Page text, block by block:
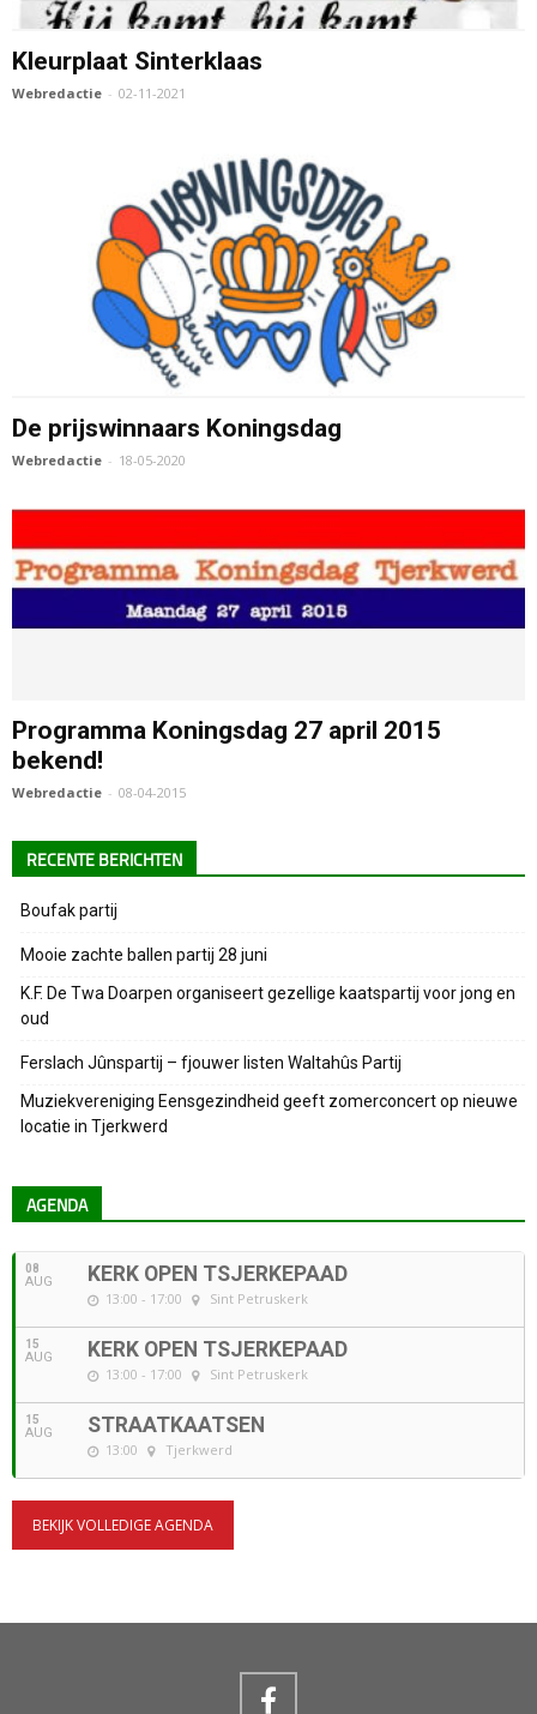
Kleurplaat Sinterklaas
Webredactie - 02-11-2021
De prijswinnaars Koningsdag
Webredactie - 18-05-2020
Programma Koningsdag 27 april 2015
bekend!
Webredactie - 08-04-2015
RECENTE BERICHTEN
Boufak partij
Mooie zachte ballen partij 28 juni
K.F. De Twa Doarpen organiseert gezellige kaatspartij voor jong en
oud
Ferslach Jûnspartij – fjouwer listen Waltahûs Partij
Muziekvereniging Eensgezindheid geeft zomerconcert op nieuwe
locatie in Tjerkwerd
AGENDA
08
AUG KERK OPEN TSJERKEPAAD
13:00 - 17:00 Sint Petruskerk
15
AUG KERK OPEN TSJERKEPAAD
13:00 - 17:00 Sint Petruskerk
15
AUG STRAATKAATSEN
13:00 Tjerkwerd
BEKIJK VOLLEDIGE AGENDA